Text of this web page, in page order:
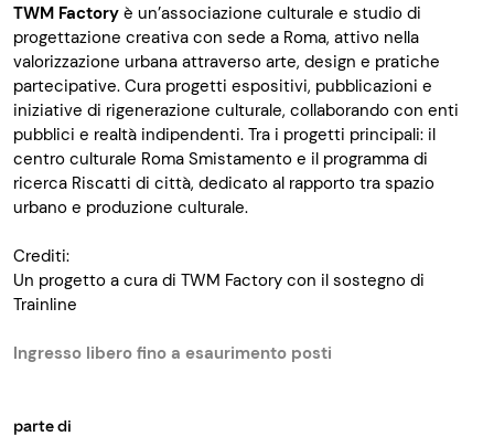
TWM Factory è un’associazione culturale e studio di
progettazione creativa con sede a Roma, attivo nella
valorizzazione urbana attraverso arte, design e pratiche
partecipative. Cura progetti espositivi, pubblicazioni e
iniziative di rigenerazione culturale, collaborando con enti
pubblici e realtà indipendenti. Tra i progetti principali: il
centro culturale Roma Smistamento e il programma di
ricerca Riscatti di città, dedicato al rapporto tra spazio
urbano e produzione culturale.
Crediti:
Un progetto a cura di TWM Factory con il sostegno di
Trainline
Ingresso libero fino a esaurimento posti
parte di